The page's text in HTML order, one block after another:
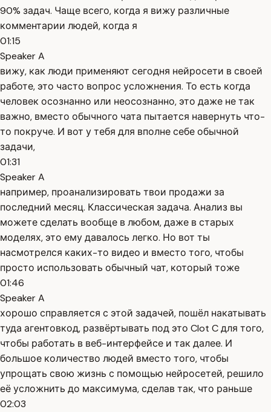
90% задач. Чаще всего, когда я вижу различные
комментарии людей, когда я
01:15
Speaker A
вижу, как люди применяют сегодня нейросети в своей
работе, это часто вопрос усложнения. То есть когда
человек осознанно или неосознанно, это даже не так
важно, вместо обычного чата пытается навернуть что-
то покруче. И вот у тебя для вполне себе обычной
задачи,
01:31
Speaker A
например, проанализировать твои продажи за
последний месяц. Классическая задача. Анализ вы
можете сделать вообще в любом, даже в старых
моделях, это ему давалось легко. Но вот ты
насмотрелся каких-то видео и вместо того, чтобы
просто использовать обычный чат, который тоже
01:46
Speaker A
хорошо справляется с этой задачей, пошёл накатывать
туда агентовкод, развёртывать под это Clot C для того,
чтобы работать в веб-интерфейсе и так далее. И
большое количество людей вместо того, чтобы
упрощать свою жизнь с помощью нейросетей, решило
её усложнить до максимума, сделав так, что раньше
02:03